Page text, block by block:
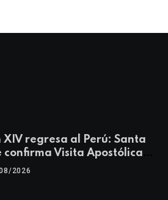
XIV regresa al Perú: Santa
confirma Visita Apostólica
al 17 de noviembre
2026